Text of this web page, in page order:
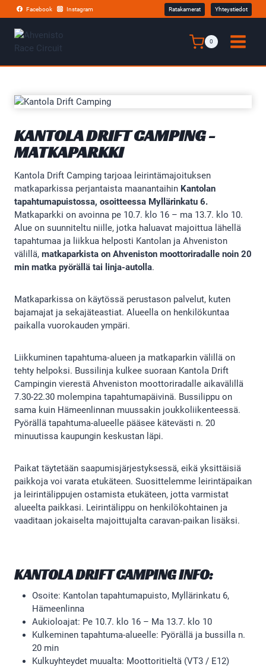
Siirry
sisältöön
Facebook Instagram Ratakamerat Yhteystiedot
0
KANTOLA DRIFT CAMPING -
MATKAPARKKI
Kantola Drift Camping tarjoaa leirintämajoituksen
matkaparkissa perjantaista maanantaihin Kantolan
tapahtumapuistossa, osoitteessa Myllärinkatu 6.
Matkaparkki on avoinna pe 10.7. klo 16 – ma 13.7. klo 10.
Alue on suunniteltu niille, jotka haluavat majoittua lähellä
tapahtumaa ja liikkua helposti Kantolan ja Ahveniston
välillä, matkaparkista on Ahveniston moottoriradalle noin 20
min matka pyörällä tai linja-autolla.
Matkaparkissa on käytössä perustason palvelut, kuten
bajamajat ja sekajäteastiat. Alueella on henkilökuntaa
paikalla vuorokauden ympäri.
Liikkuminen tapahtuma‑alueen ja matkaparkin välillä on
tehty helpoksi. Bussilinja kulkee suoraan Kantola Drift
Campingin vierestä Ahveniston moottoriradalle aikavälillä
7.30-22.30 molempina tapahtumapäivinä. Bussilippu on
sama kuin Hämeenlinnan muussakin joukkoliikenteessä.
Pyörällä tapahtuma-alueelle pääsee kätevästi n. 20
minuutissa kaupungin keskustan läpi.
Paikat täytetään saapumisjärjestyksessä, eikä yksittäisiä
paikkoja voi varata etukäteen. Suosittelemme leirintäpaikan
ja leirintälippujen ostamista etukäteen, jotta varmistat
alueelta paikkasi. Leirintälippu on henkilökohtainen ja
vaaditaan jokaiselta majoittujalta caravan‑paikan lisäksi.
KANTOLA DRIFT CAMPING INFO:
Osoite: Kantolan tapahtumapuisto, Myllärinkatu 6,
Hämeenlinna
Aukioloajat: Pe 10.7. klo 16 – Ma 13.7. klo 10
Kulkeminen tapahtuma-alueelle: Pyörällä ja bussilla n.
20 min
Kulkuyhteydet muualta: Moottoritieltä (VT3 / E12)